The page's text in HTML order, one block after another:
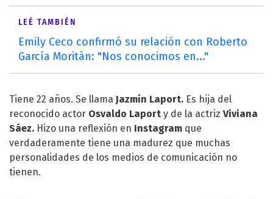
LEÉ TAMBIÉN
Emily Ceco confirmó su relación con Roberto
García Moritán: "Nos conocimos en..."
Tiene 22 años. Se llama Jazmín Laport. Es hija del
reconocido actor Osvaldo Laport y de la actriz Viviana
Sáez. Hizo una reflexión en Instagram que
verdaderamente tiene una madurez que muchas
personalidades de los medios de comunicación no
tienen.